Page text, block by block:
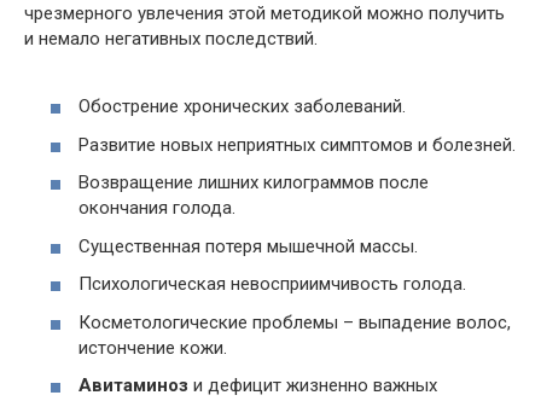
чрезмерного увлечения этой методикой можно получить
и немало негативных последствий.
Обострение хронических заболеваний.
Развитие новых неприятных симптомов и болезней.
Возвращение лишних килограммов после
окончания голода.
Существенная потеря мышечной массы.
Психологическая невосприимчивость голода.
Косметологические проблемы – выпадение волос,
истончение кожи.
Авитаминоз и дефицит жизненно важных